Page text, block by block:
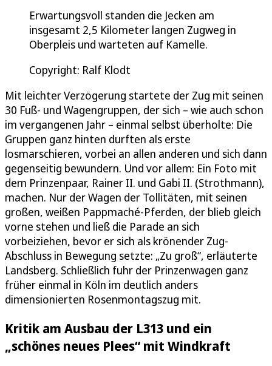
Erwartungsvoll standen die Jecken am
insgesamt 2,5 Kilometer langen Zugweg in
Oberpleis und warteten auf Kamelle.
Copyright: Ralf Klodt
Mit leichter Verzögerung startete der Zug mit seinen
30 Fuß- und Wagengruppen, der sich – wie auch schon
im vergangenen Jahr – einmal selbst überholte: Die
Gruppen ganz hinten durften als erste
losmarschieren, vorbei an allen anderen und sich dann
gegenseitig bewundern. Und vor allem: Ein Foto mit
dem Prinzenpaar, Rainer II. und Gabi II. (Strothmann),
machen. Nur der Wagen der Tollitäten, mit seinen
großen, weißen Pappmaché-Pferden, der blieb gleich
vorne stehen und ließ die Parade an sich
vorbeiziehen, bevor er sich als krönender Zug-
Abschluss in Bewegung setzte: „Zu groß“, erläuterte
Landsberg. Schließlich fuhr der Prinzenwagen ganz
früher einmal in Köln im deutlich anders
dimensionierten Rosenmontagszug mit.
Kritik am Ausbau der L313 und ein
„schönes neues Plees“ mit Windkraft